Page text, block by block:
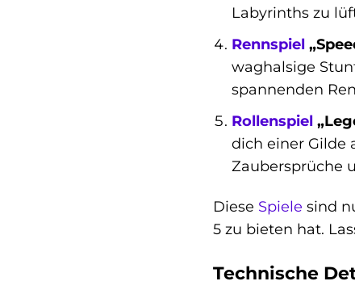
Labyrinths zu
Rennspiel
waghalsige
spannenden
Rollenspiel
dich einer Gilde
Zaubersprüche
Diese Spiele sind
5 zu bieten hat.
Technische